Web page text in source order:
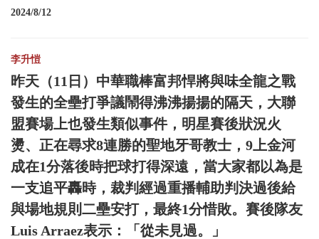
2024/8/12
李升愷
昨天（11日）中華職棒富邦悍將與味全龍之戰
發生的全壘打爭議鬧得沸沸揚揚的隔天，大聯
盟賽場上也發生類似事件，明星賽後狀況火
燙、正在尋求8連勝的聖地牙哥教士，9上金河
成在1分落後時把球打得深遠，當大家都以為是
一支追平轟時，裁判經過重播輔助判決過後給
與場地規則二壘安打，最終1分惜敗。賽後隊友
Luis Arraez表示：「從未見過。」